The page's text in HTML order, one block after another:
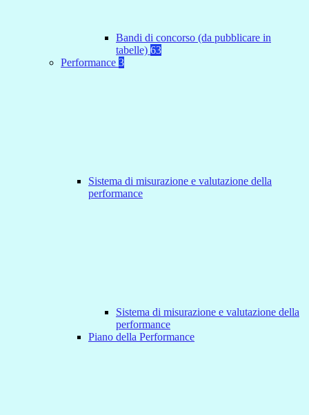
Bandi di concorso (da pubblicare in
tabelle) 63
Performance 3
Sistema di misurazione e valutazione della
performance
Sistema di misurazione e valutazione della
performance
Piano della Performance